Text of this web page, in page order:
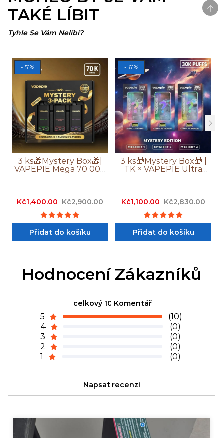
TAKÉ LÍBIT
Tyhle Se Vám Nelíbí?
- 51%
3 ks🎁Mystery Box🎁|
VAPEPIE Mega 70 000
Kč1,400.00 Kč2,900.00
Přidat do košíku
- 61%
3 ks🎁Mystery Box🎁 |
TK × VAPEPIE Ultra
Kč1,100.00 Kč2,830.00
Přidat do košíku
Hodnocení Zákazníků
celkový 10 Komentář
5
(10)
4
(0)
3
(0)
2
(0)
1
(0)
Napsat recenzi